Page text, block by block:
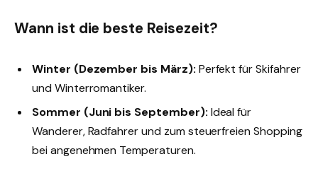
Wann ist die beste Reisezeit?
Winter (Dezember bis März): Perfekt für Skifahrer
und Winterromantiker.
Sommer (Juni bis September): Ideal für
Wanderer, Radfahrer und zum steuerfreien Shopping
bei angenehmen Temperaturen.